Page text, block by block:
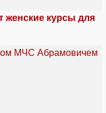
женские курсы для